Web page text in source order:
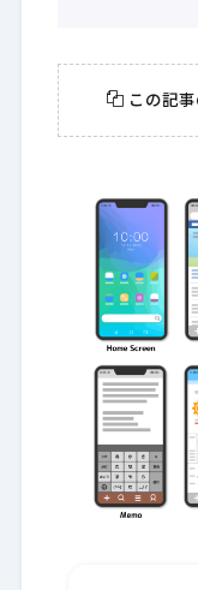
この記